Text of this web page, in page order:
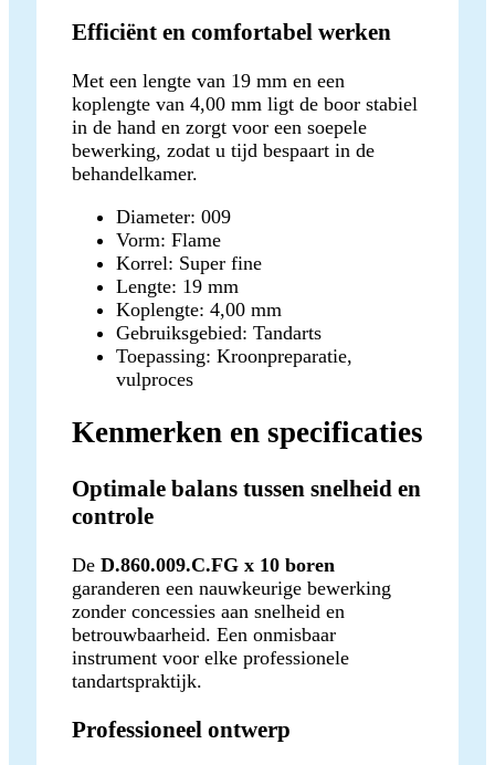
Efficiënt en comfortabel werken
Met een lengte van 19 mm en een
koplengte van 4,00 mm ligt de boor stabiel
in de hand en zorgt voor een soepele
bewerking, zodat u tijd bespaart in de
behandelkamer.
Diameter: 009
Vorm: Flame
Korrel: Super fine
Lengte: 19 mm
Koplengte: 4,00 mm
Gebruiksgebied: Tandarts
Toepassing: Kroonpreparatie,
vulproces
Kenmerken en specificaties
Optimale balans tussen snelheid en
controle
De D.860.009.C.FG x 10 boren
garanderen een nauwkeurige bewerking
zonder concessies aan snelheid en
betrouwbaarheid. Een onmisbaar
instrument voor elke professionele
tandartspraktijk.
Professioneel ontwerp